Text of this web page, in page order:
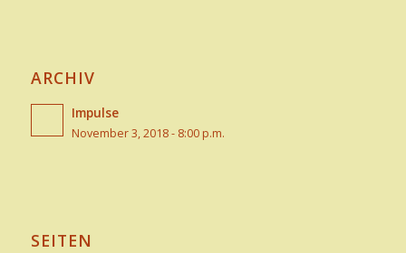
ARCHIV
Impulse
November 3, 2018 - 8:00 p.m.
SEITEN